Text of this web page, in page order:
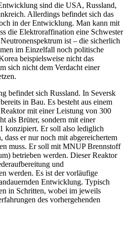
sind die USA, Russland,
Allerdings befindet sich das
in der Entwicklung. Man kann mit
die Elektroraffination eine Schwester
ist – die sicherlich
im Einzelfall noch politische
beispielsweise nicht das
sich nicht dem Verdacht einer
befindet sich Russland. In Seversk
in Bau. Es besteht aus einem
mit einer Leistung von 300
als Brüter, sondern mit einer
konzipiert. Er soll also lediglich
er nur noch mit abgereichertem
muss. Er soll mit MNUP Brennstoff
betrieben werden. Dieser Reaktor
und
werden. Es ist der vorläufige
Entwicklung. Typisch
in Schritten, wobei im jeweils
des vorhergehenden